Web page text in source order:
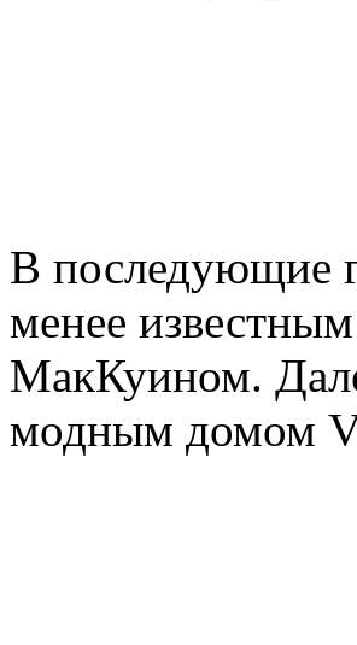
В последующие
менее
МакКуином.
модным домом